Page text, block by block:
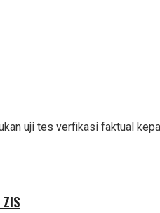
uji tes verfikasi faktual